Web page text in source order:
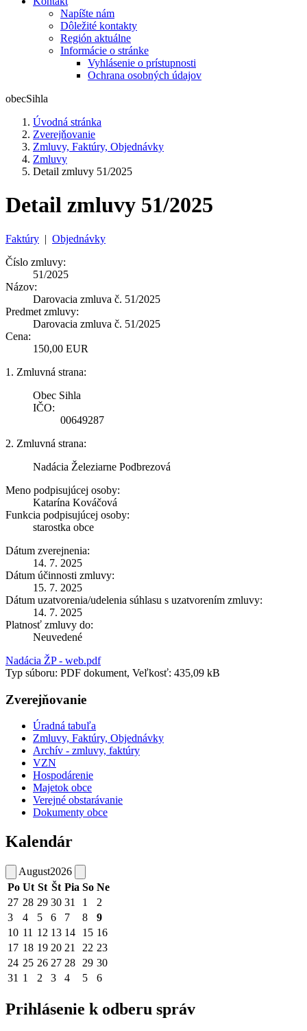
Napíšte nám
Dôležité kontakty
Región aktuálne
Informácie o stránke
Vyhlásenie o prístupnosti
Ochrana osobných údajov
obecSihla
Úvodná stránka
Zverejňovanie
Zmluvy, Faktúry, Objednávky
Zmluvy
Detail zmluvy 51/2025
Detail zmluvy 51/2025
Faktúry | Objednávky
Číslo zmluvy:
51/2025
Názov:
Darovacia zmluva č. 51/2025
Predmet zmluvy:
Darovacia zmluva č. 51/2025
Cena:
150,00 EUR
1. Zmluvná strana:
Obec Sihla
IČO:
00649287
2. Zmluvná strana:
Nadácia Železiarne Podbrezová
Meno podpisujúcej osoby:
Katarína Kováčová
Funkcia podpisujúcej osoby:
starostka obce
Dátum zverejnenia:
14. 7. 2025
Dátum účinnosti zmluvy:
15. 7. 2025
Dátum uzatvorenia/udelenia súhlasu s uzatvorením zmluvy:
14. 7. 2025
Platnosť zmluvy do:
Neuvedené
Nadácia ŽP - web.pdf
Typ súboru: PDF dokument, Veľkosť: 435,09 kB
Zverejňovanie
Úradná tabuľa
Zmluvy, Faktúry, Objednávky
Archív - zmluvy, faktúry
VZN
Hospodárenie
Majetok obce
Verejné obstarávanie
Dokumenty obce
Kalendár
August2026
Po Ut St Št Pia So Ne
27 28 29 30 31 1
2
3
4 5 6 7 8
9
10 11 12 13 14 15 16
17 18 19 20 21 22 23
24 25 26 27 28 29 30
31 1 2 3 4 5 6
Prihlásenie k odberu správ